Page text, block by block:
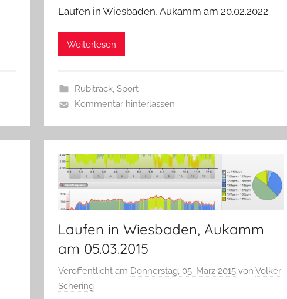
Laufen in Wiesbaden, Aukamm am 20.02.2022
Weiterlesen
Rubitrack, Sport
Kommentar hinterlassen
Laufen in Wiesbaden, Aukamm
am 05.03.2015
Veröffentlicht am Donnerstag, 05. März 2015 vonVolker
Schering